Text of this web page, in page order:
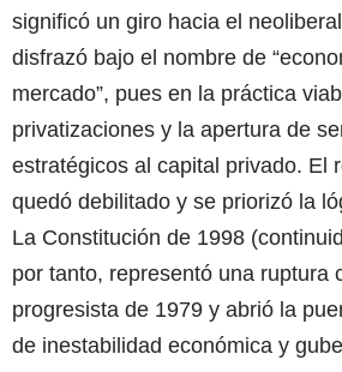
significó un giro hacia el
disfrazó bajo el nombre de
mercado”, pues en la práctica
privatizaciones y la apertura de
estratégicos al capital privado. El
quedó debilitado y se priorizó la
La Constitución de 1998
por tanto, representó una ruptura
progresista de 1979 y abrió la
de inestabilidad económica y